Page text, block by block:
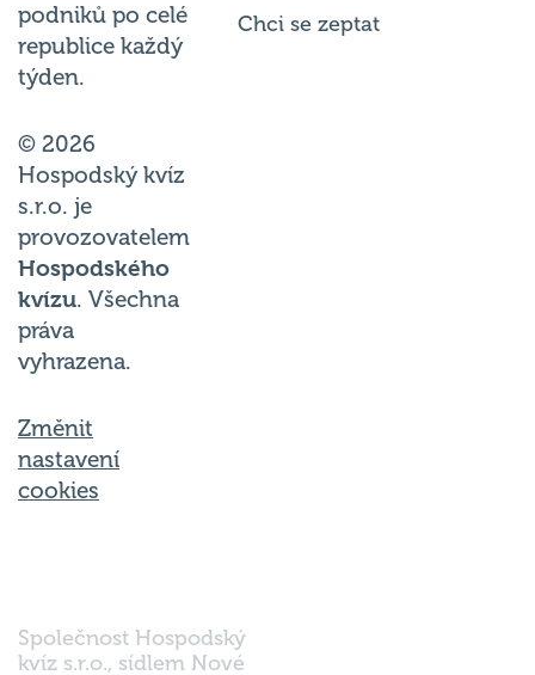
podniků po celé
republice každý
týden.
© 2026
Hospodský kvíz
s.r.o. je
provozovatelem
Hospodského
kvízu. Všechna
práva
vyhrazena.
Změnit
nastavení
cookies
Chci se zeptat
Společnost Hospodský
kvíz s.r.o., sídlem Nové